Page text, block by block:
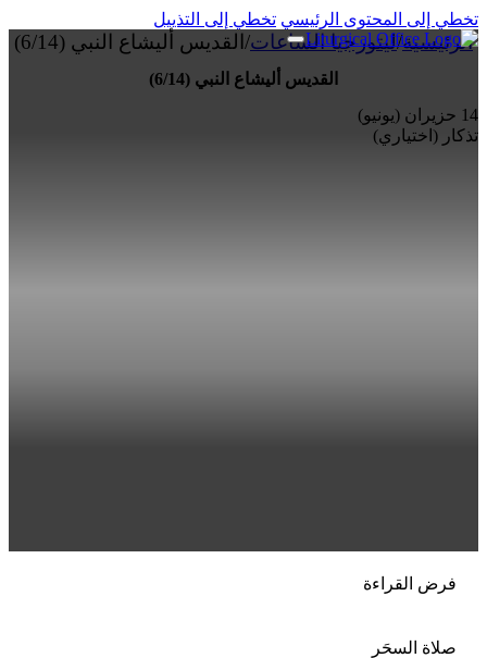
تخطي إلى المحتوى الرئيسي تخطي إلى التذييل
الرئيسية/ليتورجيا الساعات/ القديس أليشاع النبي (6/14)
القديس أليشاع النبي (6/14)
14 حزيران (يونيو)
تذكار (اختياري)
فرض القراءة
صلاة السحَر